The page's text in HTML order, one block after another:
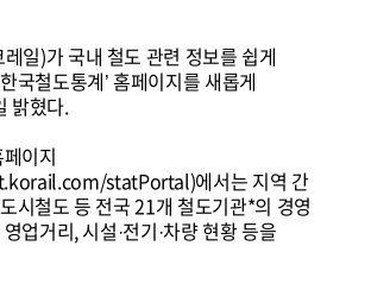
일)가 국내 철도 관련 정보를 쉽게
국철도통계’ 홈페이지를 새롭게
밝혔다.
이지
statPortal)에서는 지역 간
시철도 등 전국 21개 철도기관*의 경영
업거리, 시설·전기·차량 현황 등을